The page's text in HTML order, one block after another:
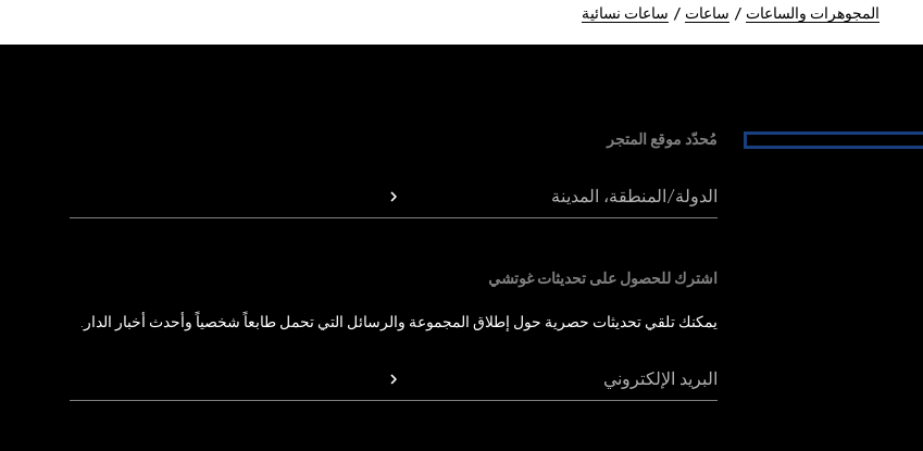
المجوهرات والساعات ساعات ساعات نسائية
مُحدّد موقع المتجر
الدولة/المنطقة، المدينة
اشترك للحصول على تحديثات غوتشي
يمكنك تلقي تحديثات حصرية حول إطلاق المجموعة والرسائل التي تحمل طابعاً شخصياً وأحدث أخبار الدار.
البريد الإلكتروني